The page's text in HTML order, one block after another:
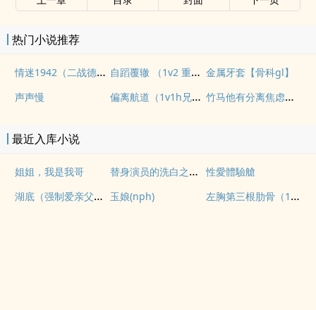
热门小说推荐
情迷1942（二战德国） 自蹈覆辙 （1v2 重生） 金属牙套【骨科gl】
声声慢
偏离航道（1v1h兄妹骨科bg） 竹马他有分离焦虑（1v1）
最近入库小说
姐姐，我是我哥 替身演员的洗白之路(nph) 性愛體驗艙
湖底（强制爱亲父女） 玉娘(nph) 左胸第三根肋骨（1v1伪骨性虐强制）